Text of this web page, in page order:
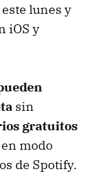
lunes y
iOS y
sin
gratuitos
en modo
de Spotify.